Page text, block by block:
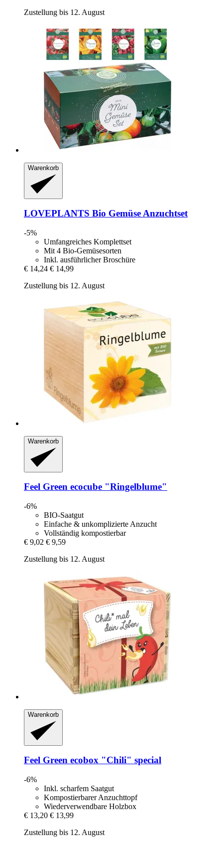
Zustellung bis 12. August
Warenkorb
LOVEPLANTS Bio Gemüse Anzuchtset
-5%
Umfangreiches Komplettset
Mit 4 Bio-Gemüsesorten
Inkl. ausführlicher Broschüre
€ 14,24 € 14,99
Zustellung bis 12. August
Warenkorb
Feel Green ecocube "Ringelblume"
-6%
BIO-Saatgut
Einfache & unkomplizierte Anzucht
Vollständig kompostierbar
€ 9,02 € 9,59
Zustellung bis 12. August
Warenkorb
Feel Green ecobox "Chili" special
-6%
Inkl. scharfem Saatgut
Kompostierbarer Anzuchttopf
Wiederverwendbare Holzbox
€ 13,20 € 13,99
Zustellung bis 12. August